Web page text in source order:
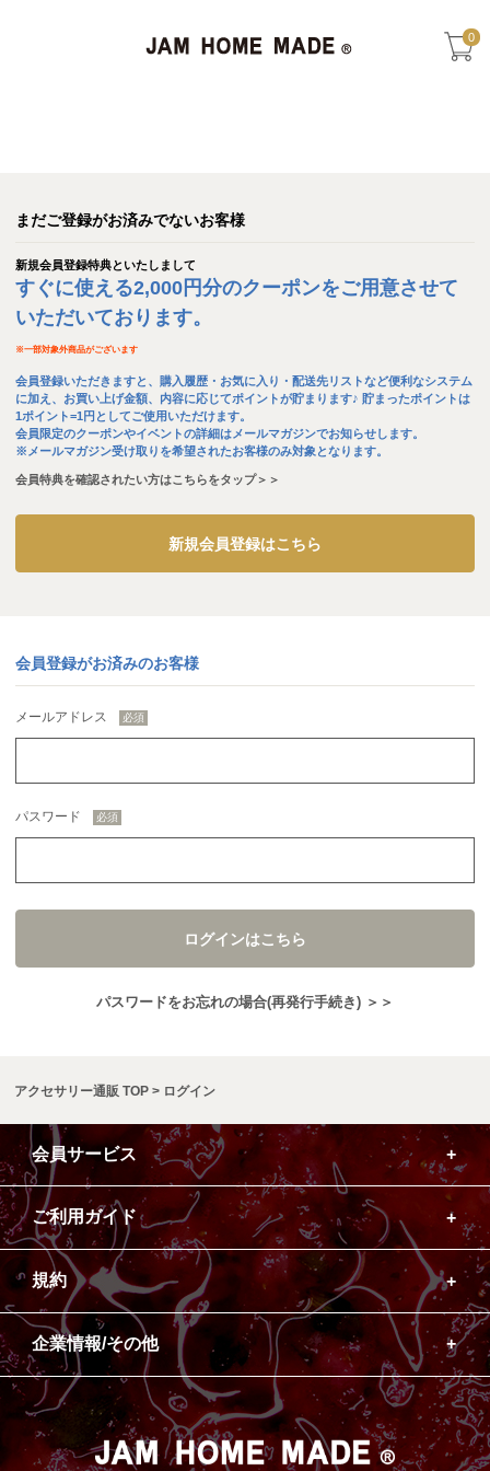
0
まだご登録がお済みでないお客様
新規会員登録特典といたしまして
すぐに使える2,000円分のクーポンをご用意させて
いただいております。
※一部対象外商品がございます
会員登録いただきますと、購入履歴・お気に入り・配送先リストなど便利なシステム
に加え、お買い上げ金額、内容に応じてポイントが貯まります♪ 貯まったポイントは
1ポイント=1円としてご使用いただけます。
会員限定のクーポンやイベントの詳細はメールマガジンでお知らせします。
※メールマガジン受け取りを希望されたお客様のみ対象となります。
会員特典を確認されたい方はこちらをタップ＞＞
新規会員登録はこちら
会員登録がお済みのお客様
メールアドレス
パスワード
ログインはこちら
パスワードをお忘れの場合(再発行手続き) ＞＞
アクセサリー通販 TOP ログイン
会員サービス
ご利用ガイド
規約
企業情報/その他